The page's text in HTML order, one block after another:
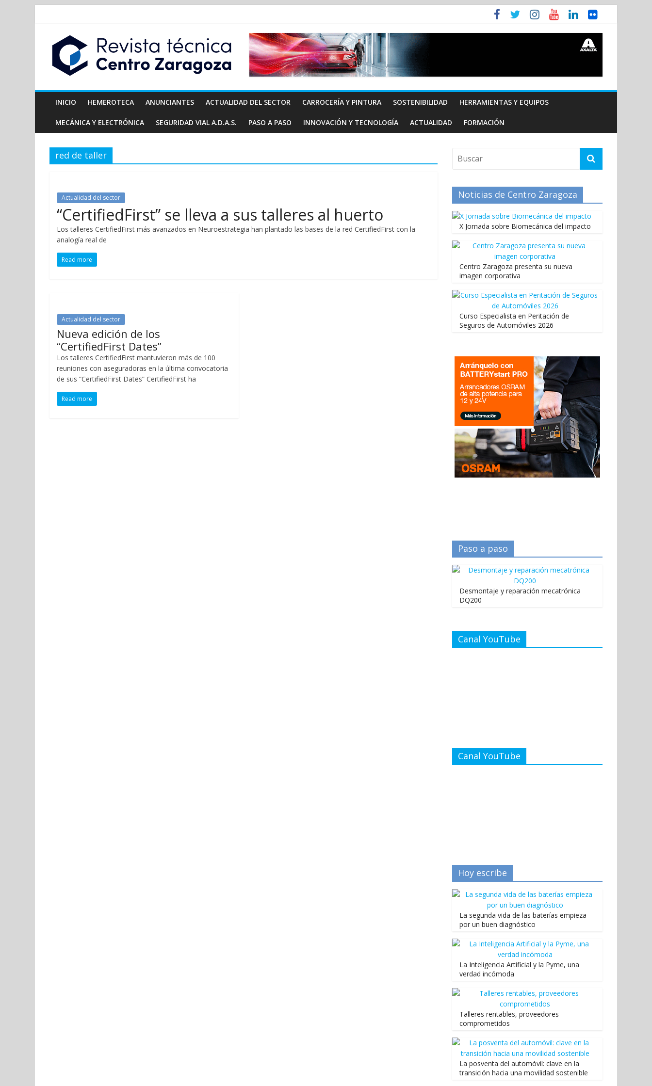
INICIO HEMEROTECA ANUNCIANTES ACTUALIDAD DEL SECTOR CARROCERÍA Y PINTURA SOSTENIBILIDAD HERRAMIENTAS Y EQUIPOS
MECÁNICA Y ELECTRÓNICA SEGURIDAD VIAL A.D.A.S. PASO A PASO INNOVACIÓN Y TECNOLOGÍA ACTUALIDAD FORMACIÓN
red de taller
Actualidad del sector
“CertifiedFirst” se lleva a sus talleres al huerto
Los talleres CertifiedFirst más avanzados en Neuroestrategia han plantado las bases de la red CertifiedFirst con la
analogía real de
Read more
Actualidad del sector
Nueva edición de los
“CertifiedFirst Dates”
Los talleres CertifiedFirst mantuvieron más de 100
reuniones con aseguradoras en la última convocatoria
de sus “CertifiedFirst Dates” CertifiedFirst ha
Read more
Noticias de Centro Zaragoza
X Jornada sobre Biomecánica del impacto
Centro Zaragoza presenta su nueva
imagen corporativa
Curso Especialista en Peritación de
Seguros de Automóviles 2026
Paso a paso
Desmontaje y reparación mecatrónica
DQ200
Canal YouTube
Canal YouTube
Hoy escribe
La segunda vida de las baterías empieza
por un buen diagnóstico
La Inteligencia Artificial y la Pyme, una
verdad incómoda
Talleres rentables, proveedores
comprometidos
La posventa del automóvil: clave en la
transición hacia una movilidad sostenible